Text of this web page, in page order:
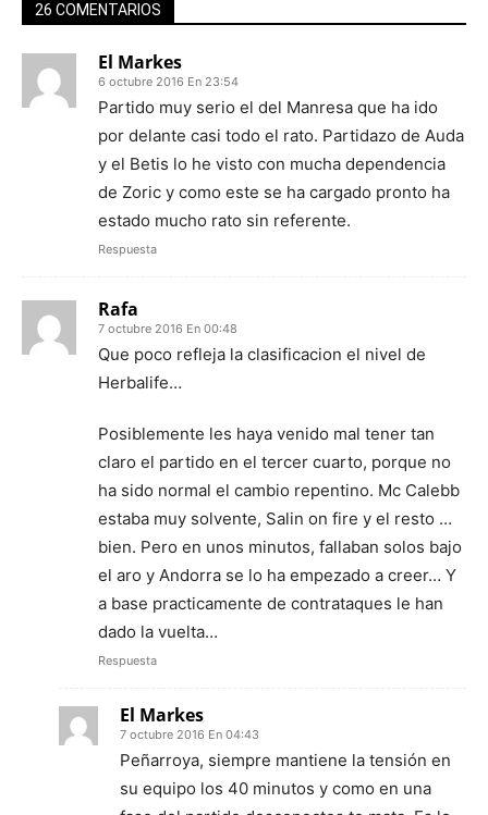
26 COMENTARIOS
El Markes
6 octubre 2016 En 23:54
Partido muy serio el del Manresa que ha ido
por delante casi todo el rato. Partidazo de Auda
y el Betis lo he visto con mucha dependencia
de Zoric y como este se ha cargado pronto ha
estado mucho rato sin referente.
Respuesta
Rafa
7 octubre 2016 En 00:48
Que poco refleja la clasificacion el nivel de
Herbalife…
Posiblemente les haya venido mal tener tan
claro el partido en el tercer cuarto, porque no
ha sido normal el cambio repentino. Mc Calebb
estaba muy solvente, Salin on fire y el resto …
bien. Pero en unos minutos, fallaban solos bajo
el aro y Andorra se lo ha empezado a creer… Y
a base practicamente de contrataques le han
dado la vuelta…
Respuesta
El Markes
7 octubre 2016 En 04:43
Peñarroya, siempre mantiene la tensión en
su equipo los 40 minutos y como en una